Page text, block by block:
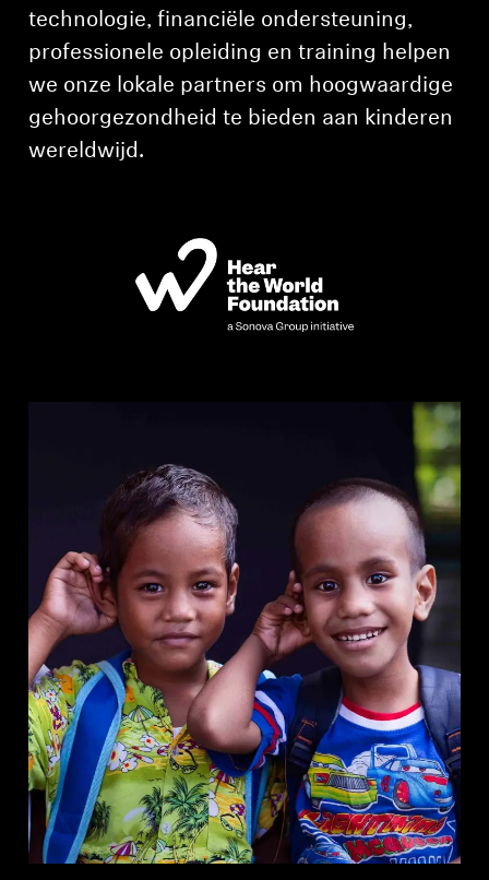
AMBEO-onderdelen en accessoires
Ontdekken
technologie, financiële ondersteuning,
professionele opleiding en training helpen
we onze lokale partners om hoogwaardige
gehoorgezondheid te bieden aan kinderen
wereldwijd.